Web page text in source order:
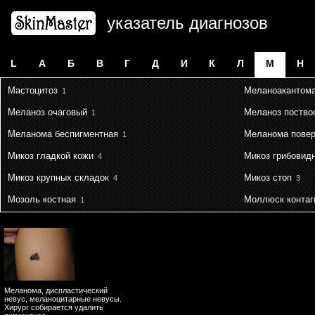
указатель диагнозов
L А Б В Г Д И К Л М Н
Мастоцитоз1
Меланоз очаговый1 Меланоз
Меланома беспигментная1 Меланома
Микоз гладкой кожи4 Микоз
Микоз крупных складок4 Микоз стоп3
Мозоль костная1 Моллюск
Меланома, диспластический
невус, меланоцитарные невусы.
Хирург собирается удалить